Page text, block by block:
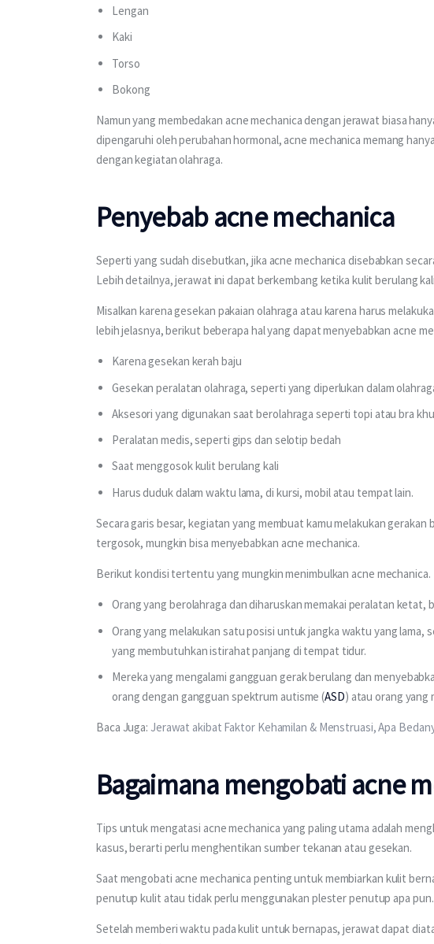
Lengan
Kaki
Torso
Bokong
Namun yang membedakan acne mechanica dengan jerawat biasa
dipengaruhi oleh perubahan hormonal, acne mechanica memang
dengan kegiatan olahraga.
Penyebab acne mechanica
Seperti yang sudah disebutkan, jika acne mechanica disebabkan
Lebih detailnya, jerawat ini dapat berkembang ketika kulit berulang
Misalkan karena gesekan pakaian olahraga atau karena harus
lebih jelasnya, berikut beberapa hal yang dapat menyebabkan acne
Karena gesekan kerah baju
Gesekan peralatan olahraga, seperti yang diperlukan dalam
Aksesori yang digunakan saat berolahraga seperti topi atau bra
Peralatan medis, seperti gips dan selotip bedah
Saat menggosok kulit berulang kali
Harus duduk dalam waktu lama, di kursi, mobil atau tempat lain.
Secara garis besar, kegiatan yang membuat kamu melakukan
tergosok, mungkin bisa menyebabkan acne mechanica.
Berikut kondisi tertentu yang mungkin menimbulkan acne mechanica.
Orang yang berolahraga dan diharuskan memakai peralatan
Orang yang melakukan satu posisi untuk jangka waktu yang lama,
yang membutuhkan istirahat panjang di tempat tidur.
Mereka yang mengalami gangguan gerak berulang dan
orang dengan gangguan spektrum autisme (ASD) atau orang yang
Baca Juga: Jerawat akibat Faktor Kehamilan & Menstruasi, Apa
Bagaimana mengobati acne
Tips untuk mengatasi acne mechanica yang paling utama adalah
kasus, berarti perlu menghentikan sumber tekanan atau gesekan.
Saat mengobati acne mechanica penting untuk membiarkan kulit
penutup kulit atau tidak perlu menggunakan plester penutup apa pun.
Setelah memberi waktu pada kulit untuk bernapas, jerawat dapat